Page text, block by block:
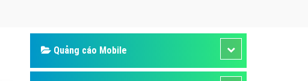
Hỏi đáp quảng cáo TVC
Quảng cáo Mobile